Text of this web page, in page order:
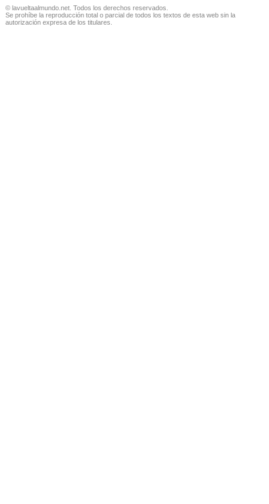
© lavueltaalmundo.net. Todos los derechos reservados.
Se prohíbe la reproducción total o parcial de todos los textos de esta web sin la
autorización expresa de los titulares.